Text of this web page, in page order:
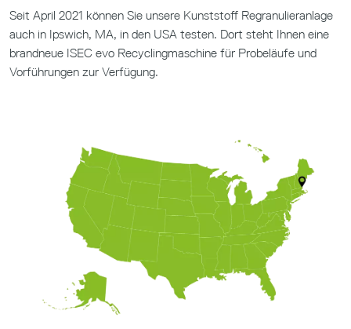
Seit April 2021 können Sie unsere Kunststoff Regranulieranlage
auch in Ipswich, MA, in den USA testen. Dort steht Ihnen eine
brandneue ISEC evo Recyclingmaschine für Probeläufe und
Vorführungen zur Verfügung.